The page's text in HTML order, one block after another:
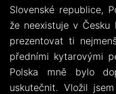
Slovenské republice,
že neexistuje v Česku
prezentovat ti
předními kytarovými
Polska mně bylo
uskutečnit. Vložil